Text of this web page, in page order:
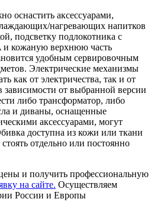
оснастить аксессуарами,
нагревающих напитков
подсветку подлокотника с
и кожаную верхнюю часть
удобным сервировочным
Электрические механизмы
как от электричества, так и от
зависимости от выбранной версии
либо трансформатор, либо
и диваны, оснащенные
аксессуарами, могут
доступна из кожи или ткани
отдельно или постоянно
и получить профессиональную
на сайте. Осуществляем
России и Европы